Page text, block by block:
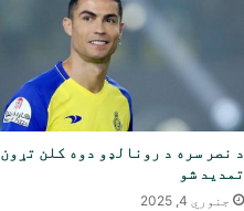
د نصر سره د رونالډو دوه کلن تړون
تمدید شو
جنوري 4, 2025